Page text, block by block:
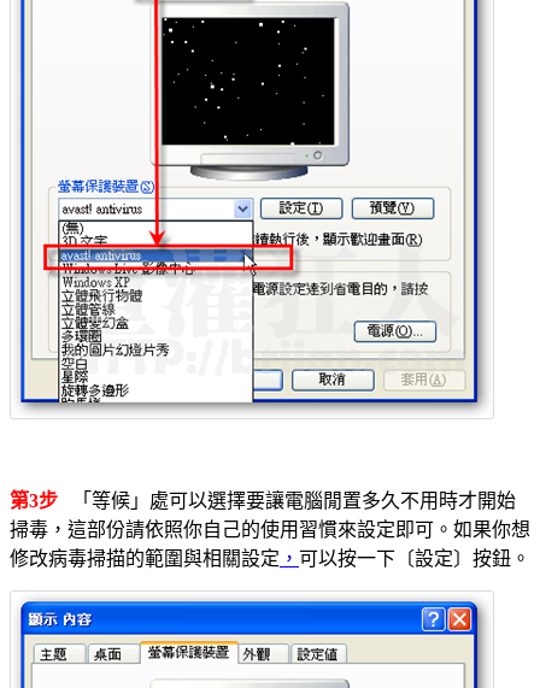
第3步 「等候」處可以選擇要讓電腦閒置多久不用時才開始
掃毒，這部份請依照你自己的使用習慣來設定即可。如果你想
修改病毒掃描的範圍與相關設定 ， 可以按一下〔設定〕按鈕。